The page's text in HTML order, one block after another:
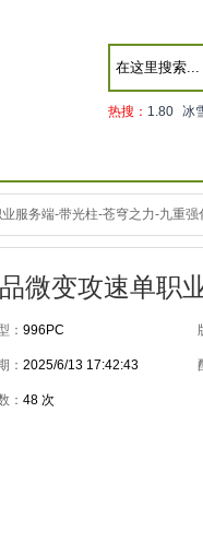
热搜： 1.80 冰
服务端-带光柱-苍穹之力-九重强
微变攻速单职
： 996PC
： 2025/6/13 17:42:43
： 48 次